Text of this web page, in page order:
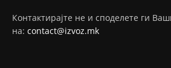
Контактирајте не и споделете ги
на: contact@izvoz.mk